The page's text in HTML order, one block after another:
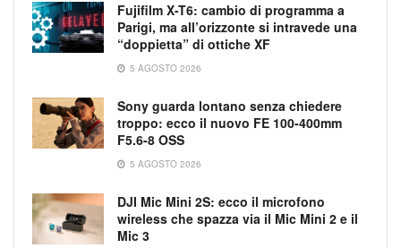
Fujifilm X-T6: cambio di programma a
Parigi, ma all’orizzonte si intravede una
“doppietta” di ottiche XF
5 AGOSTO 2026
Sony guarda lontano senza chiedere
troppo: ecco il nuovo FE 100-400mm
F5.6-8 OSS
5 AGOSTO 2026
DJI Mic Mini 2S: ecco il microfono
wireless che spazza via il Mic Mini 2 e il
Mic 3